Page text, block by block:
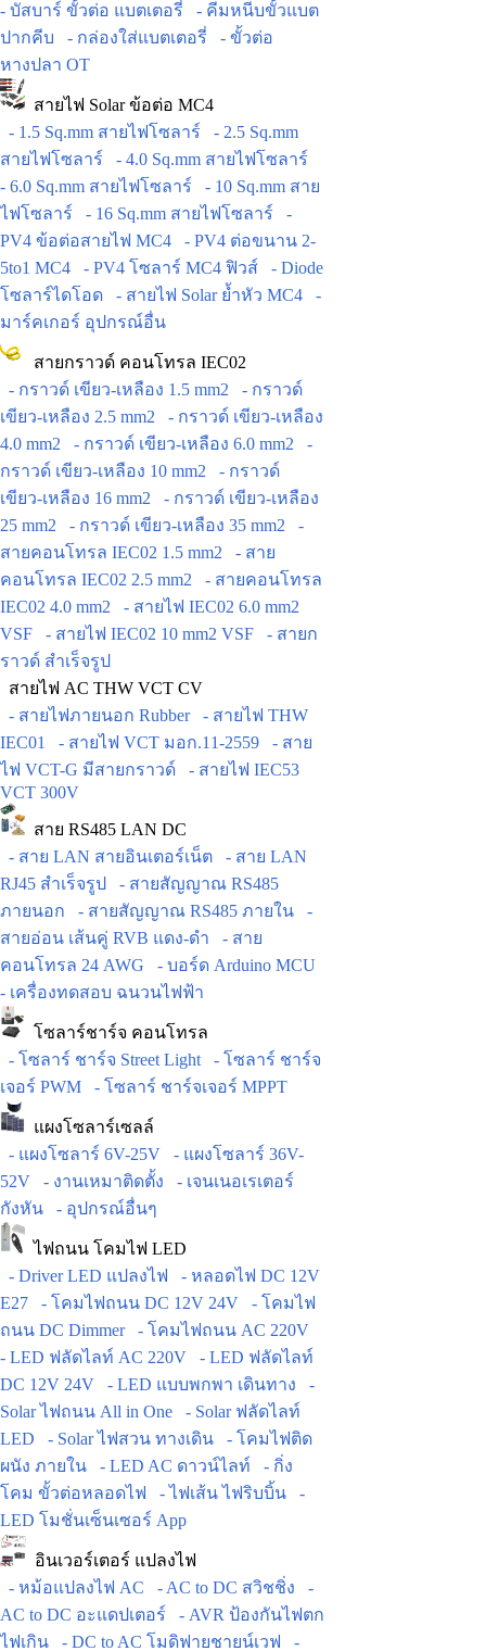
- บัสบาร์ ขั้วต่อ แบตเตอรี่
- คีมหนีบขั้วแบต
ปากคีบ
- กล่องใส่แบตเตอรี่
- ขั้วต่อ
หางปลา OT
สายไฟ Solar ข้อต่อ MC4
- 1.5 Sq.mm สายไฟโซลาร์
- 2.5 Sq.mm
สายไฟโซลาร์
- 4.0 Sq.mm สายไฟโซลาร์
- 6.0 Sq.mm สายไฟโซลาร์
- 10 Sq.mm สาย
ไฟโซลาร์
- 16 Sq.mm สายไฟโซลาร์
-
PV4 ข้อต่อสายไฟ MC4
- PV4 ต่อขนาน 2-
5to1 MC4
- PV4 โซลาร์ MC4 ฟิวส์
- Diode
โซลาร์ไดโอด
- สายไฟ Solar ย้ำหัว MC4
-
มาร์คเกอร์ อุปกรณ์อื่น
สายกราวด์ คอนโทรล IEC02
- กราวด์ เขียว-เหลือง 1.5 mm2
- กราวด์
เขียว-เหลือง 2.5 mm2
- กราวด์ เขียว-เหลือง
4.0 mm2
- กราวด์ เขียว-เหลือง 6.0 mm2
-
กราวด์ เขียว-เหลือง 10 mm2
- กราวด์
เขียว-เหลือง 16 mm2
- กราวด์ เขียว-เหลือง
25 mm2
- กราวด์ เขียว-เหลือง 35 mm2
-
สายคอนโทรล IEC02 1.5 mm2
- สาย
คอนโทรล IEC02 2.5 mm2
- สายคอนโทรล
IEC02 4.0 mm2
- สายไฟ IEC02 6.0 mm2
VSF
- สายไฟ IEC02 10 mm2 VSF
- สายก
ราวด์ สำเร็จรูป
สายไฟ AC THW VCT CV
- สายไฟภายนอก Rubber
- สายไฟ THW
IEC01
- สายไฟ VCT มอก.11-2559
- สาย
ไฟ VCT-G มีสายกราวด์
- สายไฟ IEC53
VCT 300V
สาย RS485 LAN DC
- สาย LAN สายอินเตอร์เน็ต
- สาย LAN
RJ45 สำเร็จรูป
- สายสัญญาณ RS485
ภายนอก
- สายสัญญาณ RS485 ภายใน
-
สายอ่อน เส้นคู่ RVB แดง-ดำ
- สาย
คอนโทรล 24 AWG
- บอร์ด Arduino MCU
- เครื่องทดสอบ ฉนวนไฟฟ้า
โซลาร์ชาร์จ คอนโทรล
- โซลาร์ ชาร์จ Street Light
- โซลาร์ ชาร์จ
เจอร์ PWM
- โซลาร์ ชาร์จเจอร์ MPPT
แผงโซลาร์เซลล์
- แผงโซลาร์ 6V-25V
- แผงโซลาร์ 36V-
52V
- งานเหมาติดตั้ง
- เจนเนอเรเตอร์
กังหัน
- อุปกรณ์อื่นๆ
ไฟถนน โคมไฟ LED
- Driver LED แปลงไฟ
- หลอดไฟ DC 12V
E27
- โคมไฟถนน DC 12V 24V
- โคมไฟ
ถนน DC Dimmer
- โคมไฟถนน AC 220V
- LED ฟลัดไลท์ AC 220V
- LED ฟลัดไลท์
DC 12V 24V
- LED แบบพกพา เดินทาง
-
Solar ไฟถนน All in One
- Solar ฟลัดไลท์
LED
- Solar ไฟสวน ทางเดิน
- โคมไฟติด
ผนัง ภายใน
- LED AC ดาวน์ไลท์
- กิ่ง
โคม ขั้วต่อหลอดไฟ
- ไฟเส้น ไฟริบบิ้น
-
LED โมชั่นเซ็นเซอร์ App
อินเวอร์เตอร์ แปลงไฟ
- หม้อแปลงไฟ AC
- AC to DC สวิชชิ่ง
-
AC to DC อะแดปเตอร์
- AVR ป้องกันไฟตก
ไฟเกิน
- DC to AC โมดิฟายชายน์เวฟ -